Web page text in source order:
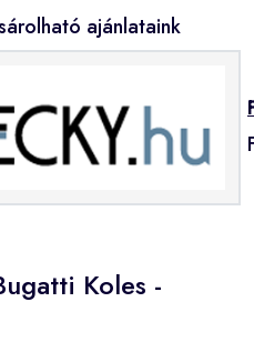
ajánlataink
Koles -